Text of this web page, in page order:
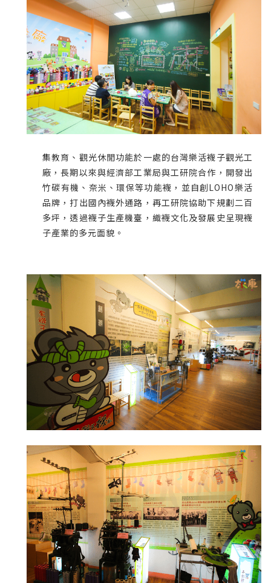
集教育、觀光休閒功能於一處的台灣樂活襪子觀光工
廠，長期以來與經濟部工業局與工研院合作，開發出
竹碳有機、奈米、環保等功能襪，並自創LOHO樂活
品牌，打出國內襪外通路，再工研院協助下規劃二百
多坪，透過襪子生產機臺，織襪文化及發展史呈現襪
子產業的多元面貌。